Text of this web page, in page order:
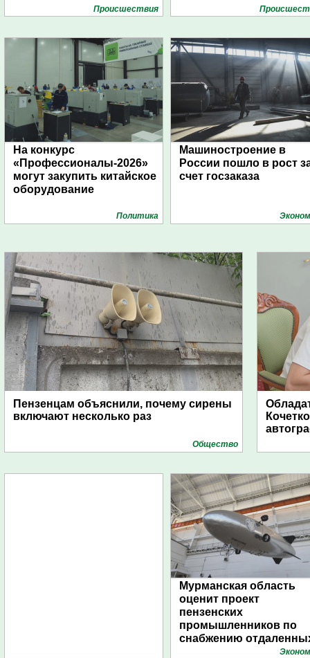
Проиcшествия
На конкурс
«Профессионалы-2026»
могут закупить китайское
оборудование
Политика
Машиностроение в
России пошло в рост
счет госзаказа
Пензенцам объяснили, почему сирены
включают несколько раз
Общество
Мурманская область
оценит проект
пензенских
промышленников по
снабжению
поселений с помощью